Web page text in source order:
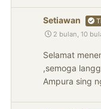
Setiawan
2 bulan, 10
Selamat
,semoga
Ampura sing